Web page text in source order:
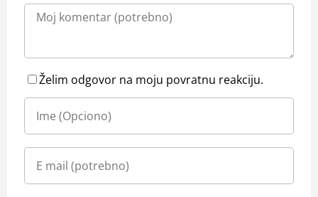
Želim odgovor na moju povratnu reakciju.